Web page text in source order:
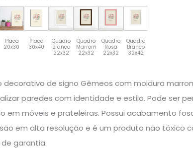
Placa
20x30
Placa
30x40
Quadro
Branco
22x32
Quadro
Marrom
22x32
Quadro
Rosa
22x32
Quadro
Branco
32x42
decorativo de signo Gêmeos com moldura
paredes com identidade e estilo. Pode ser
em móveis e prateleiras. Possui acabamento
em alta resolução e é um produto não tóxico
garantia.